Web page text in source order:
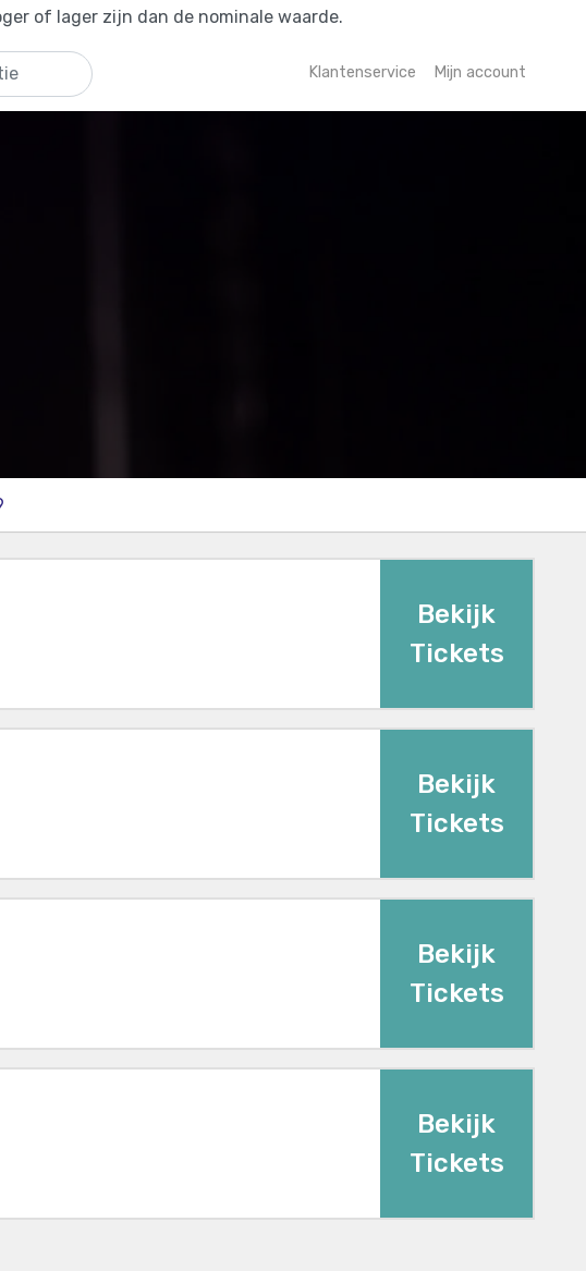
of lager zijn dan de nominale waarde.
Klantenservice Mijn account
Bekijk
Tickets
Bekijk
Tickets
Bekijk
Tickets
Bekijk
Tickets